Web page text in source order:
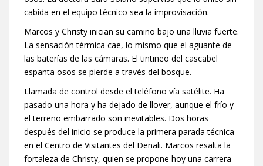
cabida en el equipo técnico sea la improvisación.
Marcos y Christy inician su camino bajo una lluvia fuerte.
La sensación térmica cae, lo mismo que el aguante de
las baterías de las cámaras. El tintineo del cascabel
espanta osos se pierde a través del bosque.
Llamada de control desde el teléfono vía satélite. Ha
pasado una hora y ha dejado de llover, aunque el frío y
el terreno embarrado son inevitables. Dos horas
después del inicio se produce la primera parada técnica
en el Centro de Visitantes del Denali. Marcos resalta la
fortaleza de Christy, quien se propone hoy una carrera